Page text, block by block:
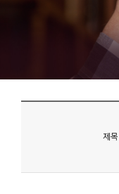
제목
지
사